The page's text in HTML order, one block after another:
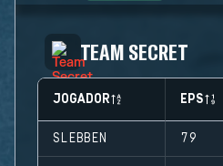
TEAM SECRET
JOGADOR EPS
SLEBBEN 79